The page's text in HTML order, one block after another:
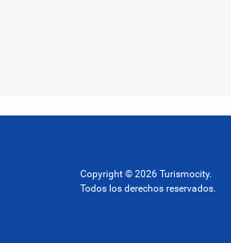
Copyright © 2026 Turismocity.
Todos los derechos reservados.